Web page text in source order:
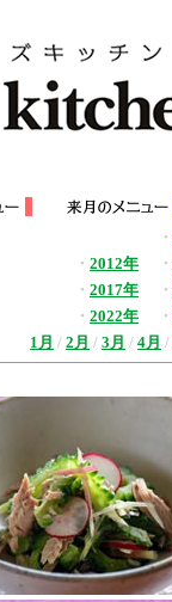
・
・ 2012年 ・
・ 2017年 ・
・ 2022年 ・
1月 / 2月 / 3月 / 4月 /